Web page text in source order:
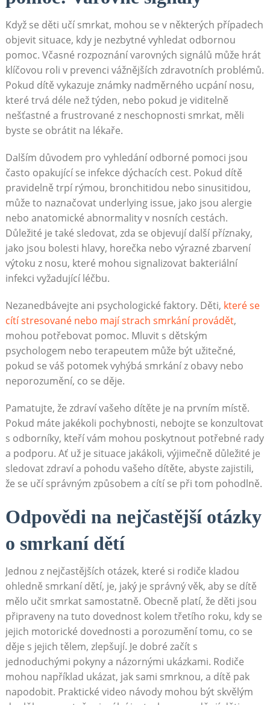
Když se děti učí smrkat, mohou se v některých případech
objevit situace, kdy je nezbytné vyhledat odbornou
pomoc. Včasné rozpoznání varovných signálů může hrát
klíčovou roli v prevenci vážnějších zdravotních problémů.
Pokud dítě vykazuje známky nadměrného ucpání nosu,
které trvá déle než týden, nebo pokud je viditelně
nešťastné a frustrované z neschopnosti smrkat, měli
byste se obrátit na lékaře.
Dalším důvodem pro vyhledání odborné pomoci jsou
často opakující se infekce dýchacích cest. Pokud dítě
pravidelně trpí rýmou, bronchitidou nebo sinusitidou,
může to naznačovat underlying issue, jako jsou alergie
nebo anatomické abnormality v nosních cestách.
Důležité je také sledovat, zda se objevují další příznaky,
jako jsou bolesti hlavy, horečka nebo výrazné zbarvení
výtoku z nosu, které mohou signalizovat bakteriální
infekci vyžadující léčbu.
Nezanedbávejte ani psychologické faktory. Děti, které se
cítí stresované nebo mají strach smrkání provádět,
mohou potřebovat pomoc. Mluvit s dětským
psychologem nebo terapeutem může být užitečné,
pokud se váš potomek vyhýbá smrkání z obavy nebo
neporozumění, co se děje.
Pamatujte, že zdraví vašeho dítěte je na prvním místě.
Pokud máte jakékoli pochybnosti, nebojte se konzultovat
s odborníky, kteří vám mohou poskytnout potřebné rady
a podporu. Ať už je situace jakákoli, výjimečně důležité je
sledovat zdraví a pohodu vašeho dítěte, abyste zajistili,
že se učí správným způsobem a cítí se při tom pohodlně.
Odpovědi na nejčastější otázky
o smrkaní dětí
Jednou z nejčastějších otázek, které si rodiče kladou
ohledně smrkaní dětí, je, jaký je správný věk, aby se dítě
mělo učit smrkat samostatně. Obecně platí, že děti jsou
připraveny na tuto dovednost kolem třetího roku, kdy se
jejich motorické dovednosti a porozumění tomu, co se
děje s jejich tělem, zlepšují. Je dobré začít s
jednoduchými pokyny a názornými ukázkami. Rodiče
mohou například ukázat, jak sami smrknou, a dítě pak
napodobit. Praktické video návody mohou být skvělým